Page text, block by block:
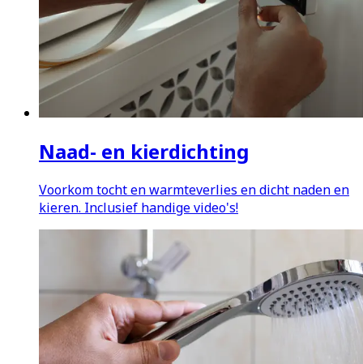
Naad- en kierdichting
Voorkom tocht en warmteverlies en dicht naden en
kieren. Inclusief handige video's!